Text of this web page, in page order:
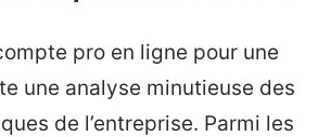
pro en ligne pour une
une analyse minutieuse des
de l’entreprise. Parmi les